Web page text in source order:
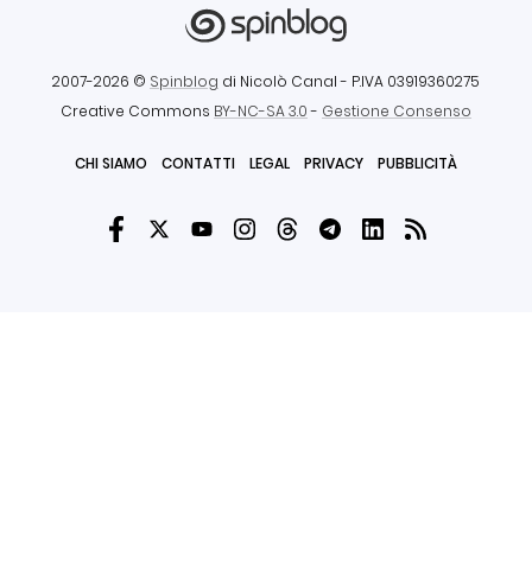
2007-2026 © Spinblog di Nicolò Canal - P.IVA 03919360275
Creative Commons BY-NC-SA 3.0- Gestione Consenso
CHI SIAMO CONTATTI LEGAL PRIVACY PUBBLICITÀ